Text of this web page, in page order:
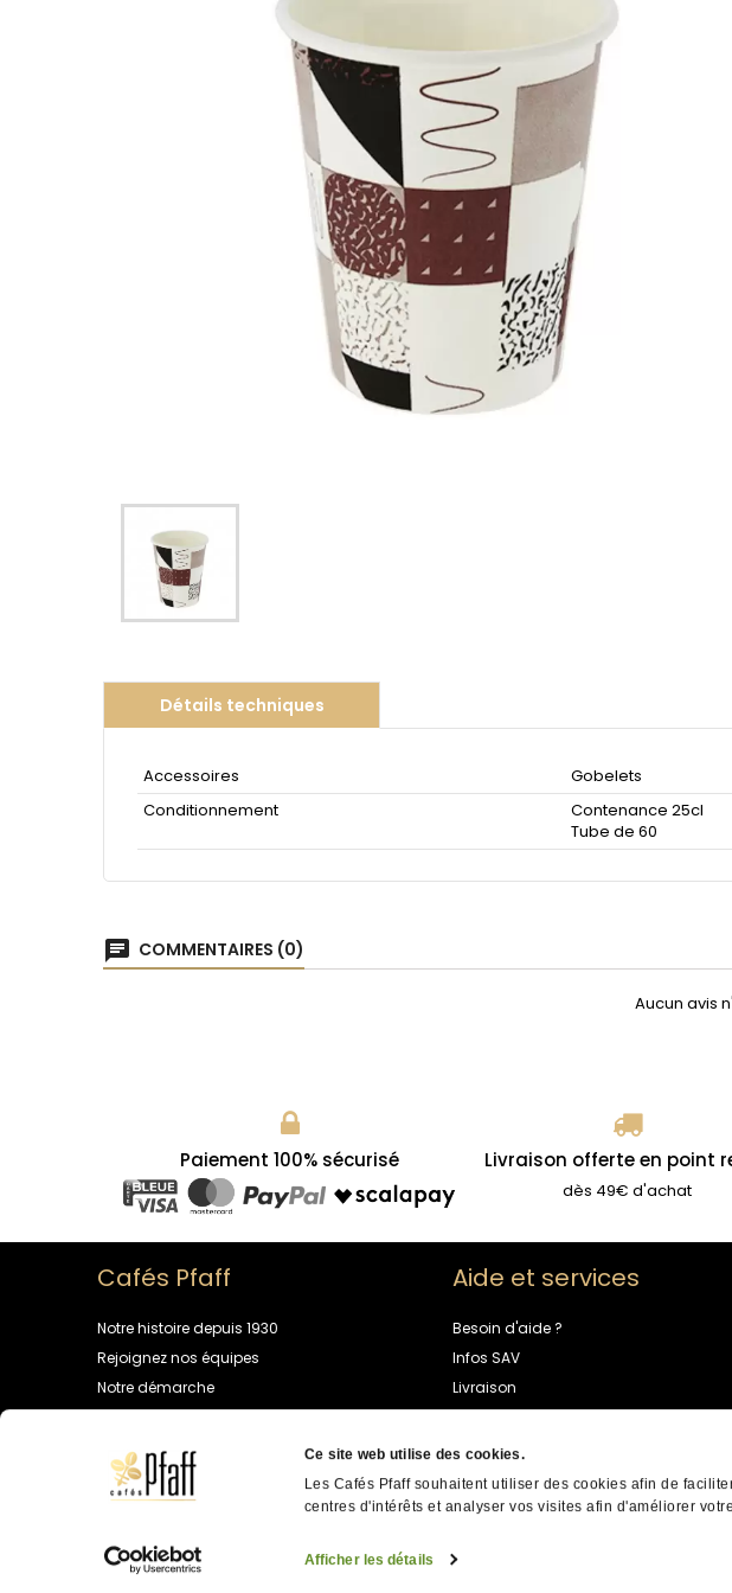
Ce site web utilise des cookies.
Les Cafés Pfaff souhaitent utiliser des cookies afin de
centres d'intérêts et analyser vos visites afin d'améliorer
Afficher les détails
Détails techniques
Accessoires
Gobelets
Conditionnement
Contenance 25cl
Tube de 60
chat COMMENTAIRES (0)
Aucun avis
Paiement 100% sécurisé Livraison offerte en point
dès 49€ d'achat
Cafés Pfaff
Notre histoire depuis 1930
Rejoignez nos équipes
Notre démarche
Univers café
Aide et services
Besoin d'aide ?
Infos SAV
Livraison
Programme de fidélité
Contactez-nous